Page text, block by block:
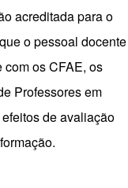
acreditada para o
o pessoal docente
os CFAE, os
Professores em
de avaliação